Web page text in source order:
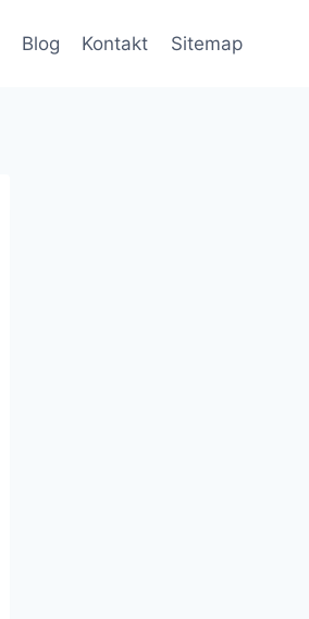
Blog Kontakt Sitemap